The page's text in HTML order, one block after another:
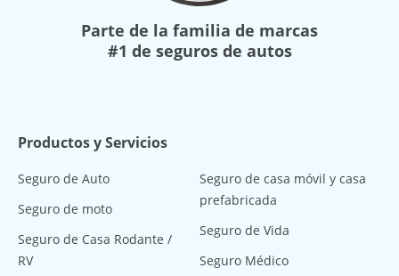
Parte de la familia de marcas
#1 de seguros de autos
Productos y Servicios
Seguro de Auto
Seguro de moto
Seguro de Casa Rodante /
RV
Seguro de casa móvil y casa
prefabricada
Seguro de Vida
Seguro Médico